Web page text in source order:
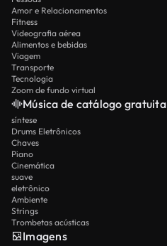
Amor e Relacionamentos
Fitness
Videografia aérea
Alimentos e bebidas
Viagem
Transporte
Tecnologia
Zoom de fundo virtual
Música de catálogo gratuita
síntese
Drums Eletrônicos
Chaves
Piano
Cinemática
suave
eletrônico
Ambiente
Strings
Trombetas acústicas
Imagens